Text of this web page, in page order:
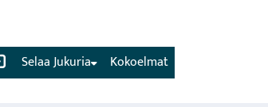
(current) Kokoelmat
Selaa Jukuria